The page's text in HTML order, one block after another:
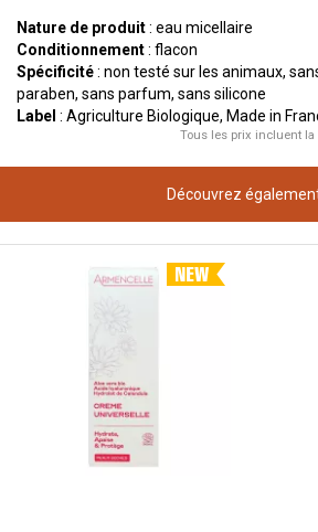
Nature de produit: eau micellaire
Conditionnement: flacon
Spécificité: non testé sur les animaux,
paraben, sans parfum, sans silicone
Label : Agriculture Biologique, Made in
Tous les prix incluent
Découvrez